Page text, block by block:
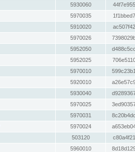
5930060
5970035
5910020
5970026
5952050
5952025
5970010
5920010
5930040
5970025
5970031
5970024
503120
5960010